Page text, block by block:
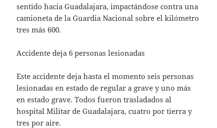
sentido hacia Guadalajara, impactándose contra una
camioneta de la Guardia Nacional sobre el kilómetro
tres más 600.
Accidente deja 6 personas lesionadas
Este accidente deja hasta el momento seis personas
lesionadas en estado de regular a grave y uno más
en estado grave. Todos fueron trasladados al
hospital Militar de Guadalajara, cuatro por tierra y
tres por aire.